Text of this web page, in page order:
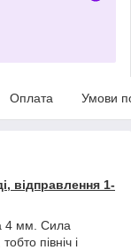
Оплата Умови
відправлення 1-
4 мм. Сила
північ і